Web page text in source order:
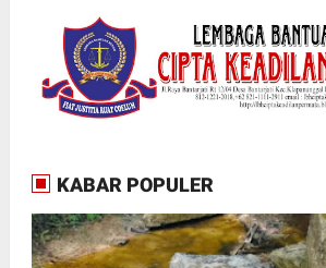
KABAR POPULER